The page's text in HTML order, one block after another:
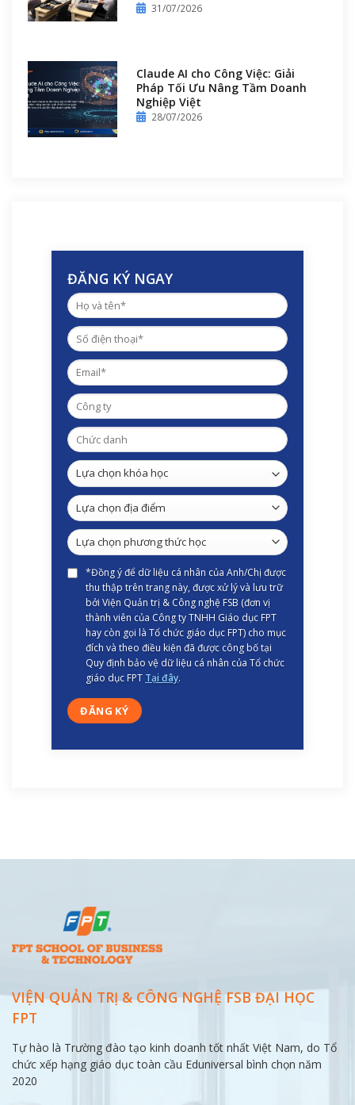
31/07/2026
Claude AI cho Công Việc: Giải
Pháp Tối Ưu Nâng Tầm Doanh
Nghiệp Việt
28/07/2026
ĐĂNG KÝ NGAY
*Đồng ý để dữ liệu cá nhân của Anh/Chị được
thu thập trên trang này, được xử lý và lưu trữ
bởi Viện Quản trị & Công nghệ FSB (đơn vị
thành viên của Công ty TNHH Giáo dục FPT
hay còn gọi là Tổ chức giáo dục FPT) cho mục
đích và theo điều kiện đã được công bố tại
Quy định bảo vệ dữ liệu cá nhân của Tổ chức
giáo dục FPT Tại đây.
VIỆN QUẢN TRỊ & CÔNG NGHỆ FSB ĐẠI HỌC
FPT
Tự hào là Trường đào tạo kinh doanh tốt nhất Việt Nam, do Tổ
chức xếp hạng giáo dục toàn cầu Eduniversal bình chọn năm
2020